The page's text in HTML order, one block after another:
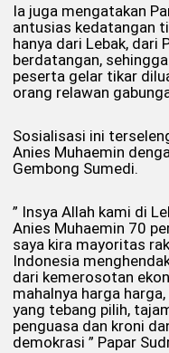
Ia juga mengatakan
antusias kedatangan
hanya dari Lebak, dari
berdatangan,
peserta gelar tikar
orang relawan
Sosialisasi ini
Anies Muhaemin
Gembong Sumedi.
” Insya Allah kami di
Anies Muhaemin 70
saya kira mayoritas
Indonesia
dari kemerosotan
mahalnya harga
yang tebang pilih,
penguasa dan kroni
demokrasi ” Papar